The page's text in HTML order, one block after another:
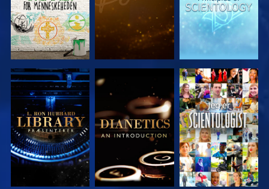
UDFORSK
SERIEN
UDFORSK
SERIEN
SE